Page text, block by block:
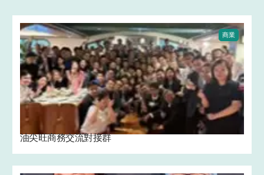
商業
油尖旺商務交流對接群